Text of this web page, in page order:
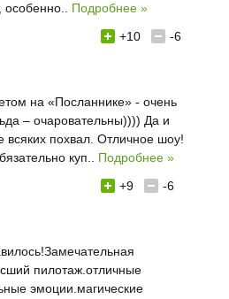
Подробнее »
+10
-6
на «Посланнике» - очень
– очаровательны)))) Да и
похвал. Отличное шоу!
куп.. Подробнее »
+9
-6
пилотаж.отличные
эмоции.магические